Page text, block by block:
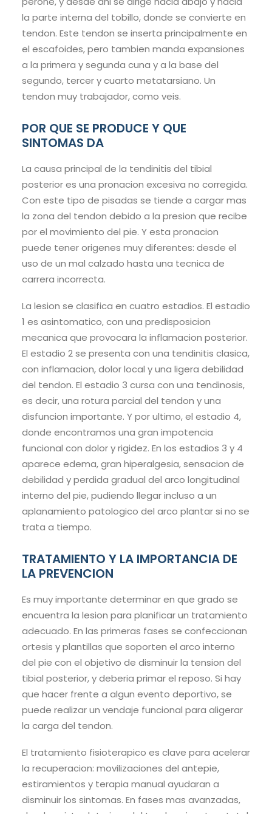
la parte interna del tobillo, donde se convierte en
tendon. Este tendon se inserta principalmente en
el escafoides, pero tambien manda expansiones
a la primera y segunda cuna y a la base del
segundo, tercer y cuarto metatarsiano. Un
tendon muy trabajador, como veis.
POR QUE SE PRODUCE Y QUE
SINTOMAS DA
La causa principal de la tendinitis del tibial
posterior es una pronacion excesiva no corregida.
Con este tipo de pisadas se tiende a cargar mas
la zona del tendon debido a la presion que recibe
por el movimiento del pie. Y esta pronacion
puede tener origenes muy diferentes: desde el
uso de un mal calzado hasta una tecnica de
carrera incorrecta.
La lesion se clasifica en cuatro estadios. El estadio
1 es asintomatico, con una predisposicion
mecanica que provocara la inflamacion posterior.
El estadio 2 se presenta con una tendinitis clasica,
con inflamacion, dolor local y una ligera debilidad
del tendon. El estadio 3 cursa con una tendinosis,
es decir, una rotura parcial del tendon y una
disfuncion importante. Y por ultimo, el estadio 4,
donde encontramos una gran impotencia
funcional con dolor y rigidez. En los estadios 3 y 4
aparece edema, gran hiperalgesia, sensacion de
debilidad y perdida gradual del arco longitudinal
interno del pie, pudiendo llegar incluso a un
aplanamiento patologico del arco plantar si no se
trata a tiempo.
TRATAMIENTO Y LA IMPORTANCIA DE
LA PREVENCION
Es muy importante determinar en que grado se
encuentra la lesion para planificar un tratamiento
adecuado. En las primeras fases se confeccionan
ortesis y plantillas que soporten el arco interno
del pie con el objetivo de disminuir la tension del
tibial posterior, y deberia primar el reposo. Si hay
que hacer frente a algun evento deportivo, se
puede realizar un vendaje funcional para aligerar
la carga del tendon.
El tratamiento fisioterapico es clave para acelerar
la recuperacion: movilizaciones del antepie,
estiramientos y terapia manual ayudaran a
disminuir los sintomas. En fases mas avanzadas,